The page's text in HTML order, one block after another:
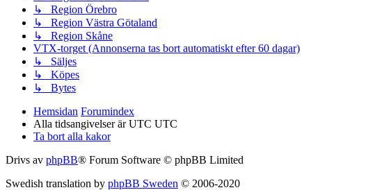
↳ Region Örebro
↳ Region Västra Götaland
↳ Region Skåne
VTX-torget (Annonserna tas bort automatiskt efter 60 dagar)
↳ Säljes
↳ Köpes
↳ Bytes
Hemsidan Forumindex
Alla tidsangivelser är UTC UTC
Ta bort alla kakor
Drivs av phpBB® Forum Software © phpBB Limited
Swedish translation by phpBB Sweden © 2006-2020